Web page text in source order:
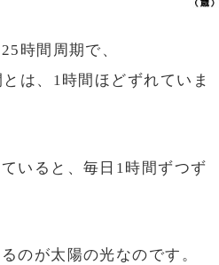
時間周期で、
は、1時間ほどずれていま
いると、毎日1時間ずつず
のが太陽の光なのです。